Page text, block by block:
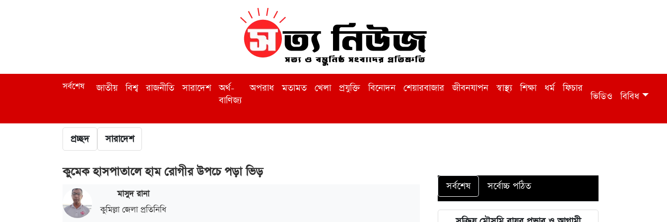
সর্বশেষ জাতীয় বিশ্ব রাজনীতি সারাদেশ
অর্থ-
বাণিজ্য
অপরাধ মতামত খেলা প্রযুক্তি বিনোদন শেয়ারবাজার জীবনযাপন স্বাস্থ্য শিক্ষা ধর্ম ফিচার
ভিডিও বিবিধ
প্রচ্ছদ সারাদেশ
কুমেক হাসপাতালে হাম রোগীর উপচে পড়া ভিড়
মাসুদ রানা
কুমিল্লা জেলা প্রতিনিধি
সর্বশেষ সর্বোচ্চ পঠিত